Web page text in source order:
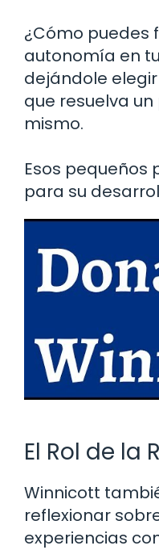
¿Cómo puedes
autonomía en
dejándole
que resuelva
mismo.
Esos pequeños
para su
El Rol de la
Winnicott
reflexionar
experiencias